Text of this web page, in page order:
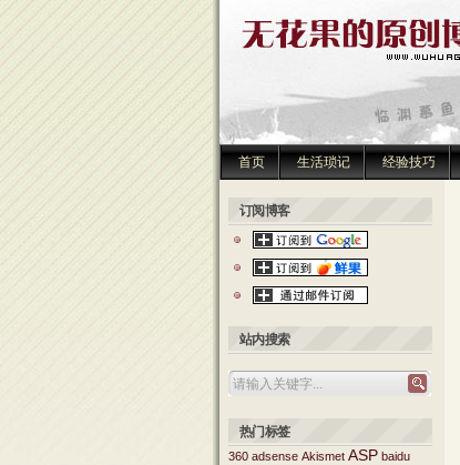
首页 生活琐记 经验技巧
订阅博客
站内搜索
热门标签
360 adsense Akismet ASP baidu